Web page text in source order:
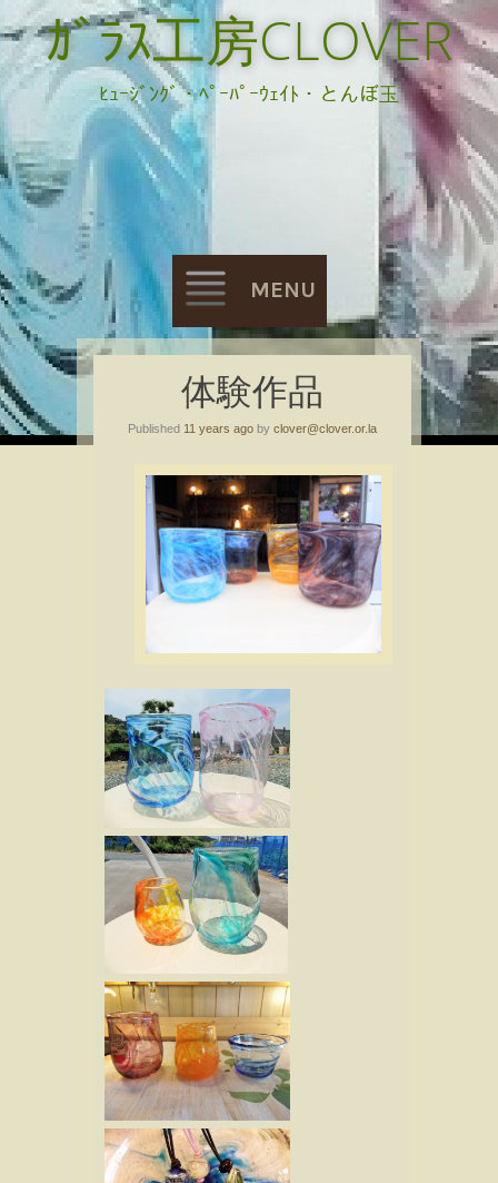
ｶﾞﾗｽ工房CLOVER
ﾋｭｰｼﾞﾝｸﾞ・ﾍﾟｰﾊﾟｰｳｪｲﾄ・とんぼ玉
MENU
Skip
to
体験作品
Published 11 years ago by clover@clover.or.la